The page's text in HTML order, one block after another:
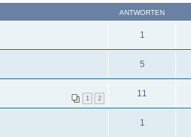
ANTWORTEN
1
5
1 2 11
1